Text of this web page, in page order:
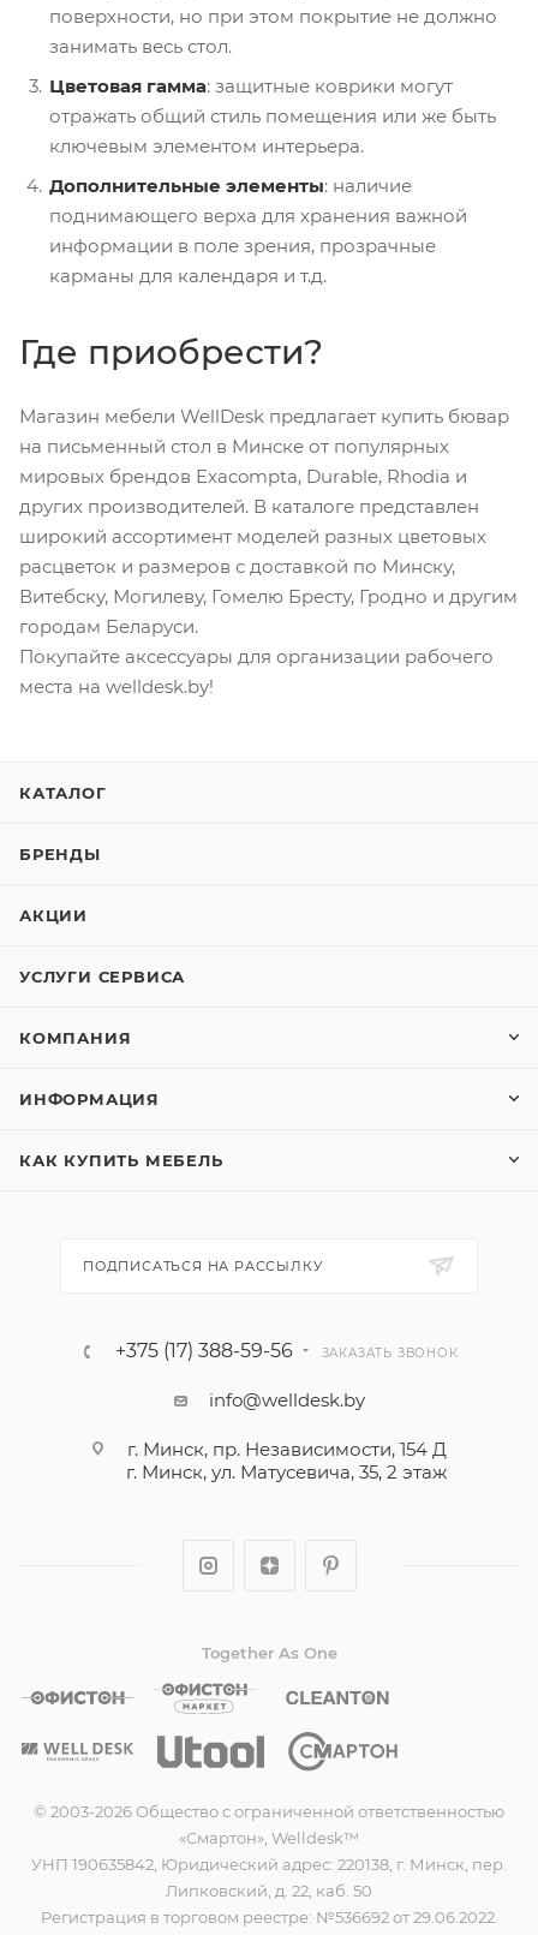
поверхности, но при этом покрытие не должно
занимать весь стол.
Цветовая гамма: защитные коврики могут
отражать общий стиль помещения или же быть
ключевым элементом интерьера.
Дополнительные элементы: наличие
поднимающего верха для хранения важной
информации в поле зрения, прозрачные
карманы для календаря и т.д.
Где приобрести?
Магазин мебели WellDesk предлагает купить бювар
на письменный стол в Минске от популярных
мировых брендов Exacompta, Durable, Rhodia и
других производителей. В каталоге представлен
широкий ассортимент моделей разных цветовых
расцветок и размеров с доставкой по Минску,
Витебску, Могилеву, Гомелю Бресту, Гродно и другим
городам Беларуси.
Покупайте аксессуары для организации рабочего
места на welldesk.by!
КАТАЛОГ
БРЕНДЫ
АКЦИИ
УСЛУГИ СЕРВИСА
КОМПАНИЯ
ИНФОРМАЦИЯ
КАК КУПИТЬ МЕБЕЛЬ
ПОДПИСАТЬСЯ НА РАССЫЛКУ
+375 (17) 388-59-56 ЗАКАЗАТЬ ЗВОНОК
info@welldesk.by
г. Минск, пр. Независимости, 154 Д
г. Минск, ул. Матусевича, 35, 2 этаж
Together As One
© 2003-2026 Общество с ограниченной ответственностью
«Смартон», Welldesk™
УНП 190635842, Юридический адрес: 220138, г. Минск, пер.
Липковский, д. 22, каб. 50
Регистрация в торговом реестре: №536692 от 29.06.2022.